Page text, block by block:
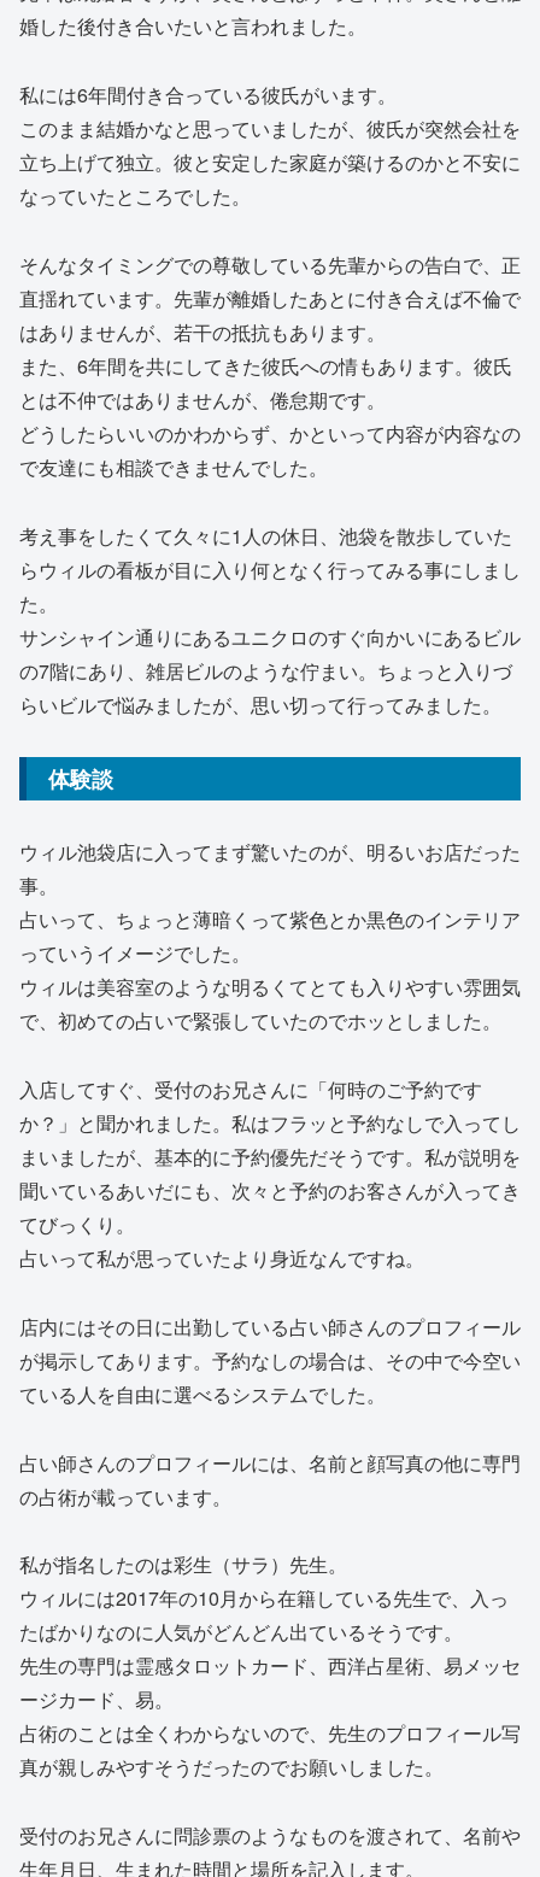
婚した後付き合いたいと言われました。
私には6年間付き合っている彼氏がいます。
このまま結婚かなと思っていましたが、彼氏が突然会社を
立ち上げて独立。彼と安定した家庭が築けるのかと不安に
なっていたところでした。
そんなタイミングでの尊敬している先輩からの告白で、正
直揺れています。先輩が離婚したあとに付き合えば不倫で
はありませんが、若干の抵抗もあります。
また、6年間を共にしてきた彼氏への情もあります。彼氏
とは不仲ではありませんが、倦怠期です。
どうしたらいいのかわからず、かといって内容が内容なの
で友達にも相談できませんでした。
考え事をしたくて久々に1人の休日、池袋を散歩していた
らウィルの看板が目に入り何となく行ってみる事にしまし
た。
サンシャイン通りにあるユニクロのすぐ向かいにあるビル
の7階にあり、雑居ビルのような佇まい。ちょっと入りづ
らいビルで悩みましたが、思い切って行ってみました。
体験談
ウィル池袋店に入ってまず驚いたのが、明るいお店だった
事。
占いって、ちょっと薄暗くって紫色とか黒色のインテリア
っていうイメージでした。
ウィルは美容室のような明るくてとても入りやすい雰囲気
で、初めての占いで緊張していたのでホッとしました。
入店してすぐ、受付のお兄さんに「何時のご予約です
か？」と聞かれました。私はフラッと予約なしで入ってし
まいましたが、基本的に予約優先だそうです。私が説明を
聞いているあいだにも、次々と予約のお客さんが入ってき
てびっくり。
占いって私が思っていたより身近なんですね。
店内にはその日に出勤している占い師さんのプロフィール
が掲示してあります。予約なしの場合は、その中で今空い
ている人を自由に選べるシステムでした。
占い師さんのプロフィールには、名前と顔写真の他に専門
の占術が載っています。
私が指名したのは彩生（サラ）先生。
ウィルには2017年の10月から在籍している先生で、入っ
たばかりなのに人気がどんどん出ているそうです。
先生の専門は霊感タロットカード、西洋占星術、易メッセ
ージカード、易。
占術のことは全くわからないので、先生のプロフィール写
真が親しみやすそうだったのでお願いしました。
受付のお兄さんに問診票のようなものを渡されて、名前や
生年月日、生まれた時間と場所を記入します。